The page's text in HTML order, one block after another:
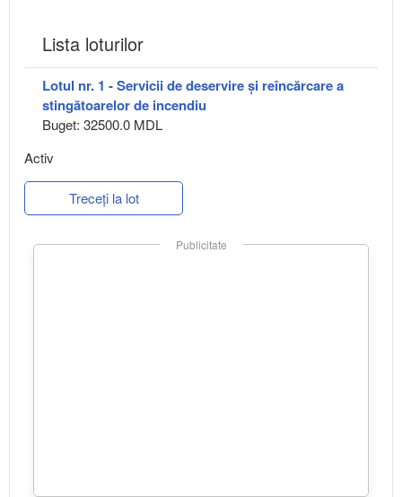
Lista loturilor
Lotul nr. 1 - Servicii de deservire și reîncărcare a
stingătoarelor de incendiu
Buget: 32500.0 MDL
Activ
Treceți la lot
Publicitate